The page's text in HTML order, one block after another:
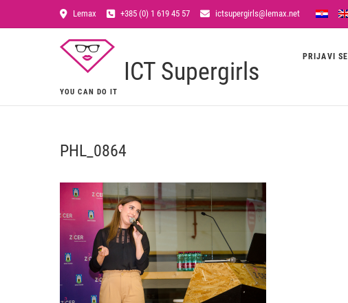
Lemax +385 (0) 1 619 45 57 ictsupergirls@lemax.net
ICT Supergirls
YOU CAN DO IT
PRIJAVI SE
PHL_0864